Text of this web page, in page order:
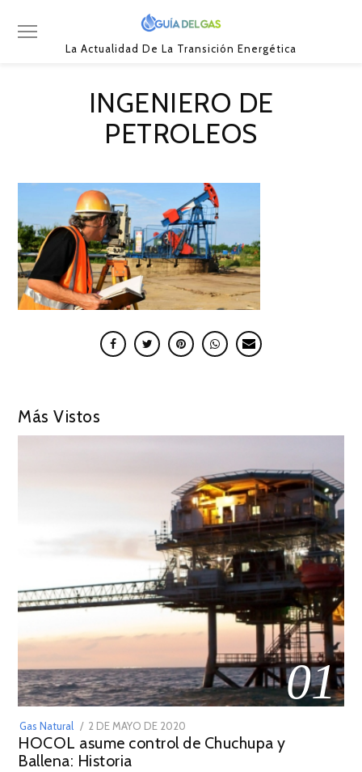
La Actualidad De La Transición Energética
INGENIERO DE
PETROLEOS
Más Vistos
01
Gas Natural
POSTED
ON
2 DE MAYO DE 2020
DE
HOCOL asume control de Chuchupa y
Ballena: Historia